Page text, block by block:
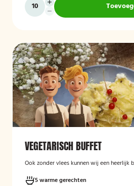
VEGETARISCH BUFFET
Ook zonder vlees kunnen wij een heerlijk
5 warme gerechten